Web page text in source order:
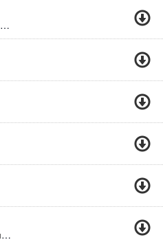
Мент На Меня Газует (Альбомы Русского Рэпа)
Мама Ой Мент На Меня Газует